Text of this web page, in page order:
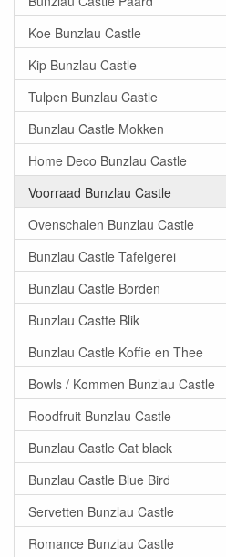
Koe Bunzlau Castle
Kip Bunzlau Castle
Tulpen Bunzlau Castle
Bunzlau Castle Mokken
Home Deco Bunzlau Castle
Voorraad Bunzlau Castle
Ovenschalen Bunzlau Castle
Bunzlau Castle Tafelgerei
Bunzlau Castle Borden
Bunzlau Castte Blik
Bunzlau Castle Koffie en Thee
Bowls / Kommen Bunzlau Castle
Roodfruit Bunzlau Castle
Bunzlau Castle Cat black
Bunzlau Castle Blue Bird
Servetten Bunzlau Castle
Romance Bunzlau Castle